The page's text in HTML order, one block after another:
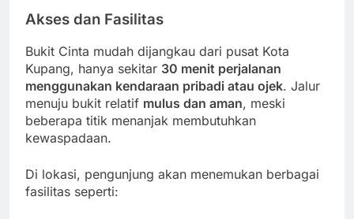
Akses dan Fasilitas
Bukit Cinta mudah dijangkau dari pusat Kota
Kupang, hanya sekitar 30 menit perjalanan
menggunakan kendaraan pribadi atau ojek. Jalur
menuju bukit relatif mulus dan aman, meski
beberapa titik menanjak membutuhkan
kewaspadaan.
Di lokasi, pengunjung akan menemukan berbagai
fasilitas seperti: